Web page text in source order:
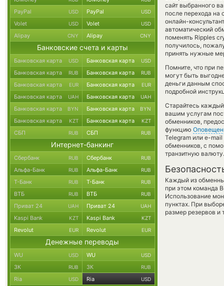
сайт выбранного
после перехода на
онлайн-
автоматический
поменять Ripples
получилось,
принять нужные
Помните, что при
могут быть
деньги данным
подробной
Старайтесь
вашим услугам
обменников,
функцию
Telegram или e-mail
обменников, с
транзитную валюту.
Каждый из
при этом команда
Использование
пунктах. При
размер резервов и
PayPal USD PayPal USD
Volet USD Volet USD
Alipay CNY Alipay CNY
Банковские счета и карты
Банковская карта USD Банковская карта USD
Банковская карта RUB Банковская карта RUB
Банковская карта EUR Банковская карта EUR
Банковская карта UAH Банковская карта UAH
Банковская карта BYN Банковская карта BYN
Банковская карта KZT Банковская карта KZT
СБП RUB СБП RUB
Интернет-банкинг
Сбербанк RUB Сбербанк RUB
Альфа-Банк RUB Альфа-Банк RUB
Т-Банк RUB Т-Банк RUB
ВТБ RUB ВТБ RUB
Приват 24 UAH Приват 24 UAH
Kaspi Bank KZT Kaspi Bank KZT
Revolut EUR Revolut EUR
Денежные переводы
WU USD WU USD
ЗК RUB ЗК RUB
Ria USD Ria USD